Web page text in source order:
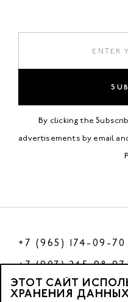
By clicking the
advertisements by email
+7 (965) 174-09-70
+7 (903) 245-98-97
РФ
ЭТОТ САЙТ
ХРАНЕНИЯ